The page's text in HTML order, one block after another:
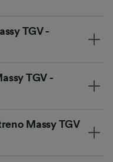
TGV -
TGV -
Massy TGV